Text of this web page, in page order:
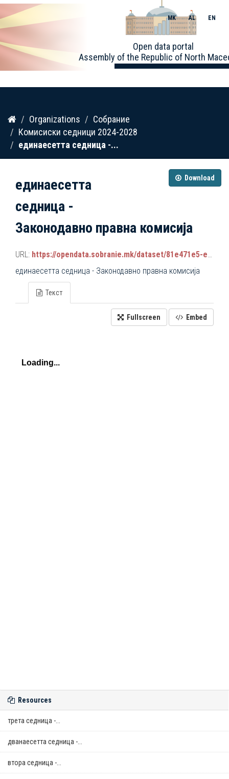
Skip
content
Open data portal
Assembly of the Republic of North
MK AL EN
Organizations
Собрание
Комисиски седници 2024-2028
единаесетта седница -...
Download
единаесетта
седница -
Законодавно правна комисија
URL: https://opendata.sobranie.mk/dataset/81e471e5-e34b-4d92-9a38-9b6107e068a7/resource/72609229-3db2-4706-af99-c02c77b58a9e/download/komisiski_sednici_2024-2028.json
единаесетта седница - Законодавно правна комисија
Текст
Fullscreen Embed
Resources
трета седница -...
дванаесетта седница -...
втора седница -...